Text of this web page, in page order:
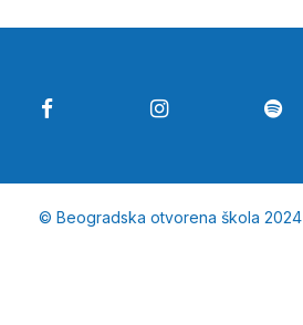
© Beogradska otvorena škola 2024